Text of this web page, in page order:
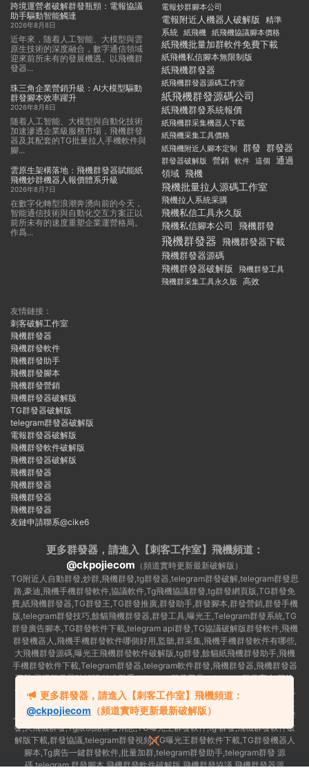
跨境運營者破解群發瓶頸：電報協議
助手驅動智能觸達
2026年8月8日
近年來，随着人工智能、大模型與雲
原生技術的深度融合，數字通信領域
迎來前所未有的發展機遇。以飛機群
發器...
珠三角企業營銷升級：AI大模型驅動
群發腳本效率躍升
2026年8月8日
随着人工智能、大模型與自動化技術
加速滲透企業級服務市場，飛機群發
器及其配套的TG批量拉人手機軟件與
腳...
雲原生架構落地：飛機群發器賦能紙
飛機炒群機器人報價體系升級
2026年8月7日
在數字化轉型浪潮奔湧向前的今天，
智能通信技術與自動化交互方案正以
前所未有的速度重塑企業運營格局。
作爲...
電報炒群腳本公司
電報附近人機器人破解版 精準
系統 紙飛機 紙飛機協議腳本價格
紙飛機批量加群軟件免費下載
紙飛機私信腳本無限制版
紙飛機群發器
紙飛機群發器源碼工作室
紙飛機群發源碼公司
紙飛機群發系統報價
紙飛機群采集機器人下載
紙飛機采集工具價格
紙飛機附近人腳本定制
群發 群發器
群發器破解版 營銷 軟件 這個
通過
領域 飛機
飛機批量拉人源碼工作室
飛機拉人系統采購
飛機私信工具永久版
飛機私信腳本公司
飛機群發
飛機群發器 飛機群發器下載
飛機群發器源碼
飛機群發器破解版
飛機群發工具
飛機群采集工具永久版
高效
友情鏈接：
刺客破解工作室
飛機群發器
飛機群發軟件
飛機群發助手
飛機群發腳本
飛機群發營銷
飛機群發器破解版
TG群發器破解版
telegram群發器破解版
電報群發器破解版
飛機群發軟件破解版
飛機群發器破解版
飛機群發器
飛機群發器
飛機群發器
飛機群發器
友鏈申請聯系@cike6
更多群發器，請進入【刺客工作室】 飛機頻道：
@ckpojiecom （頻道實時更新最新破解版）
TG附近人自動群發,炒群,飛機群發,tg群發器,telegram群發破解,telegram群發思
路,豪迪,飛機手機群發軟件,協議軟件,Tg飛機協議群發,tg群發網頁版,TG群發免
費,紙飛機群發器,TG群發王,TG群發推廣,群發助手,群發腳本,群發營銷,群發手機
版,telegram群發技巧,餘貓飛機群發器,群發工具,曝光王,Telegram群發系統,TG
群發廣告腳本,TG群發軟件下載,telegram api群發,TG協議破解版群發軟件,飛機
群發機器人,飛機手機群發軟件哪個好用,監聽,群采集,飛機手機群發軟件有哪些,
大飛機群發源碼,曝光王飛機群發軟件破解版,tg群發,餘貓紙飛機群發助手,飛機
手機群發軟件下載,Telegram群發器,telegram軟件群發,飛機群發器,飛機群發器
下載,飛機群發器破解版,拉人助手,telegram群發工具,telegram 群發言,加群軟
件,Telegram怎麽群發,協議号注冊機,TG機器人群發消息,群發軟件,tg群發器免
費版,私信軟件,tg群發廣告,telegram群發規則,telegram群發,telegram 群發,拉
人軟件,telegram批量群發,群發器破解版,曝光王飛機群發軟件,telegram自動群
發,大飛機群發,Tg限制組群發消息,TG曝光王群發軟件,tg 群發,飛機群發軟件破
解版下載,群發協議,telegram群發視頻,TG曝光王群發軟件下載,TG群發機器人
腳本,Tg廣告一鍵群發軟件,批量加群,telegram群發助手,telegram群發 源
碼,telegram 群發腳本,飛機群發軟件破解版,飛機群發協議,飛機群發器源
更多群發器，請進入【刺客工作室】飛機頻道：
@ckpojiecom （頻道實時更新最新破解版）